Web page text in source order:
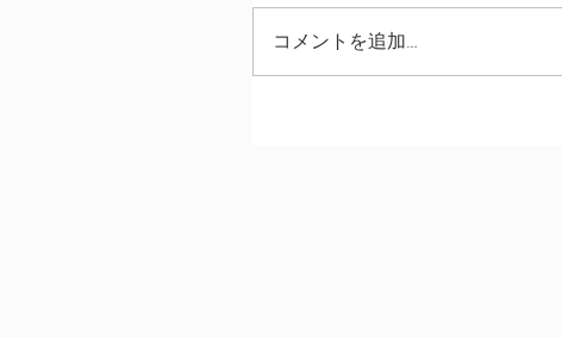
コメントを追加…